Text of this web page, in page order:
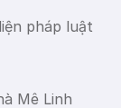
pháp luật
Mê Linh